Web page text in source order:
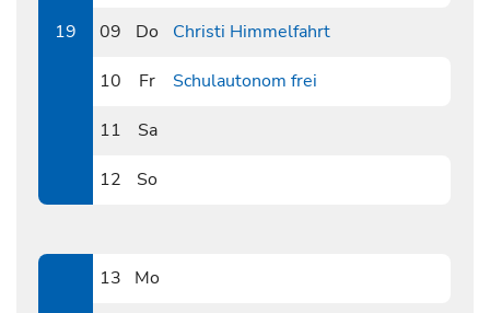
19
09
Do Christi Himmelfahrt
10
Fr Schulautonom frei
11
Sa
12
So
13
Mo